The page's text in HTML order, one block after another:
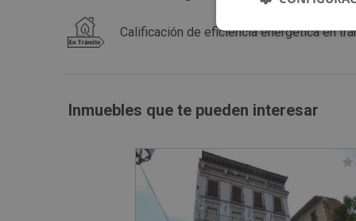
Calificación de eficiencia energética en
Inmuebles que te pueden interesar